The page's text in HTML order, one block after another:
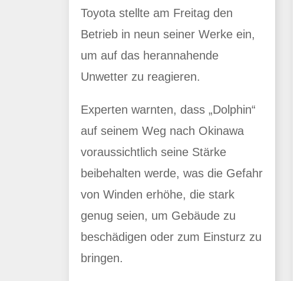
Toyota stellte am Freitag den
Betrieb in neun seiner Werke ein,
um auf das herannahende
Unwetter zu reagieren.
Experten warnten, dass „Dolphin“
auf seinem Weg nach Okinawa
voraussichtlich seine Stärke
beibehalten werde, was die Gefahr
von Winden erhöhe, die stark
genug seien, um Gebäude zu
beschädigen oder zum Einsturz zu
bringen.